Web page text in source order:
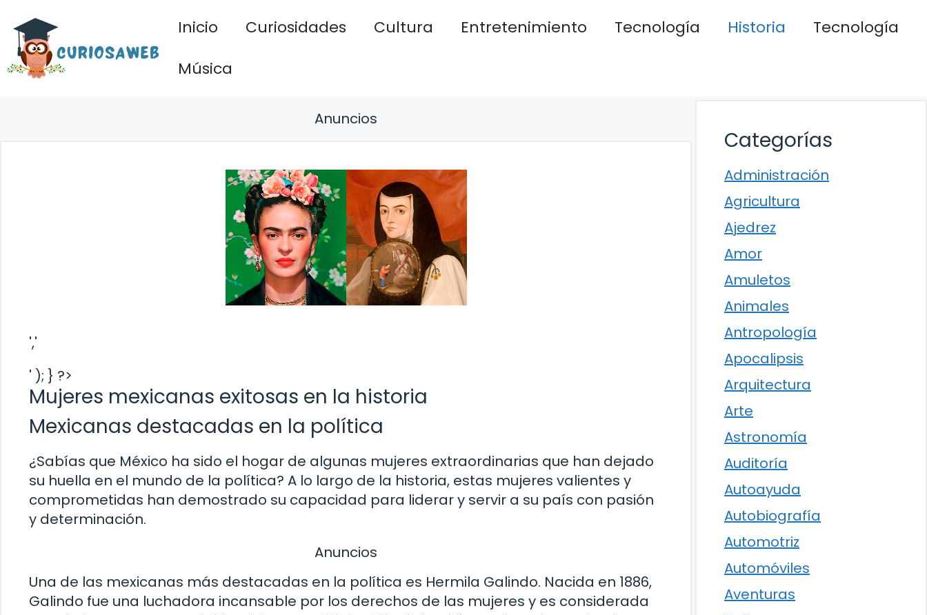
contenido
Inicio Curiosidades Cultura Entretenimiento Tecnología Historia
Tecnología
Música
Anuncios
','
' ); } ?>
Mujeres mexicanas exitosas en la historia
Mexicanas destacadas en la política
¿Sabías que México ha sido el hogar de algunas mujeres extraordinarias que han dejado
su huella en el mundo de la política? A lo largo de la historia, estas mujeres valientes y
comprometidas han demostrado su capacidad para liderar y servir a su país con pasión
y determinación.
Anuncios
Una de las mexicanas más destacadas en la política es Hermila Galindo. Nacida en 1886,
Galindo fue una luchadora incansable por los derechos de las mujeres y es considerada
Categorías
Administración
Agricultura
Ajedrez
Amor
Amuletos
Animales
Antropología
Apocalipsis
Arquitectura
Arte
Astronomía
Auditoría
Autoayuda
Autobiografía
Automotriz
Automóviles
Aventuras